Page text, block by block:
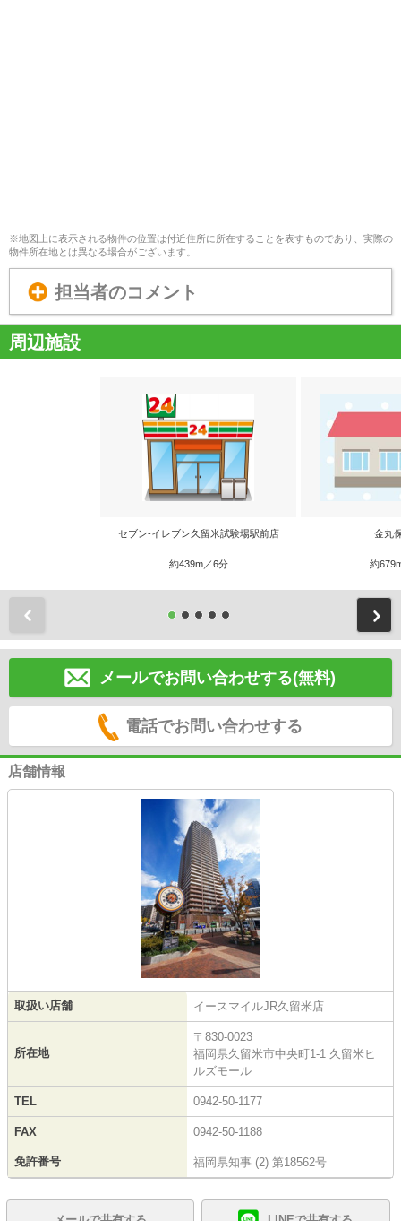
※地図上に表示される物件の位置は付近住所に所在することを表すものであり、実際の
物件所在地とは異なる場合がございます。
担当者のコメント
周辺施設
セブン-イレブン久留米試験場駅前店
約439m／6分
金丸
約
メールでお問い合わせする(無料)
電話でお問い合わせする
店舗情報
取扱い店舗 イースマイルJR久留米店
所在地
〒830-0023
福岡県久留米市中央町1-1 久留米ヒ
ルズモール
TEL 0942-50-1177
FAX 0942-50-1188
免許番号 福岡県知事 (2) 第18562号